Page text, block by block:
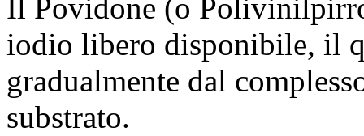
Il Povidone (o
iodio libero disponibile, il
gradualmente dal
substrato.